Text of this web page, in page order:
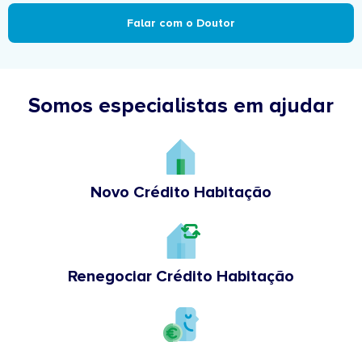
Falar com o Doutor
Somos especialistas em ajudar
Novo Crédito Habitação
Renegociar Crédito Habitação